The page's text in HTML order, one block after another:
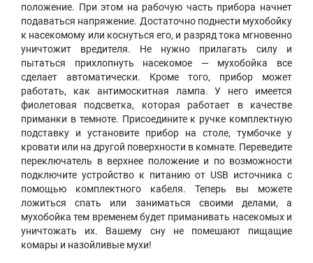
положение. При этом на рабочую часть прибора начнет
подаваться напряжение. Достаточно поднести мухобойку
к насекомому или коснуться его, и разряд тока мгновенно
уничтожит вредителя. Не нужно прилагать силу и
пытаться прихлопнуть насекомое — мухобойка все
сделает автоматически. Кроме того, прибор может
работать, как антимоскитная лампа. У него имеется
фиолетовая подсветка, которая работает в качестве
приманки в темноте. Присоедините к ручке комплектную
подставку и установите прибор на столе, тумбочке у
кровати или на другой поверхности в комнате. Переведите
переключатель в верхнее положение и по возможности
подключите устройство к питанию от USB источника с
помощью комплектного кабеля. Теперь вы можете
ложиться спать или заниматься своими делами, а
мухобойка тем временем будет приманивать насекомых и
уничтожать их. Вашему сну не помешают пищащие
комары и назойливые мухи!